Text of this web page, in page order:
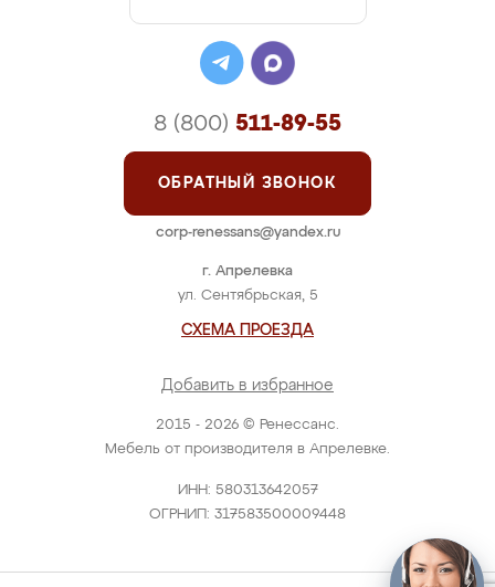
2015 - 2026 © Ренессанс.
Мебель от производителя в Апрелевке.
ИНН: 580313642057
ОГРНИП: 317583500009448
г. Апрелевка
ул. Сентябрьская, 5
СХЕМА ПРОЕЗДА
Добавить в избранное
8 (800) 511-89-55
ОБРАТНЫЙ ЗВОНОК
corp-renessans@yandex.ru